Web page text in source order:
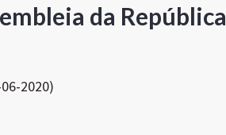
da República
2020)